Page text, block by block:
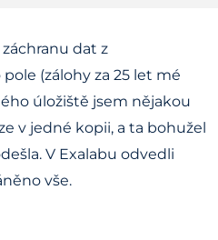
dat z
(zálohy za 25 let mé
úložiště jsem nějakou
v jedné kopii, a ta bohužel
V Exalabu odvedli
vše.